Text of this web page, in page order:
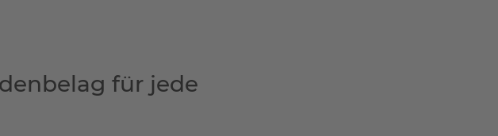
für jede